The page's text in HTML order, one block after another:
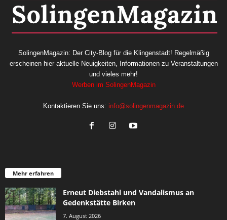
SolingenMagazin: Der City-Blog für die Klingenstadt! Regelmäßig
erscheinen hier aktuelle Neuigkeiten, Informationen zu Veranstaltungen
und vieles mehr!
Werben im SolingenMagazin
Kontaktieren Sie uns: info@solingenmagazin.de
Mehr erfahren
Erneut Diebstahl und Vandalismus an
Gedenkstätte Birken
7. August 2026